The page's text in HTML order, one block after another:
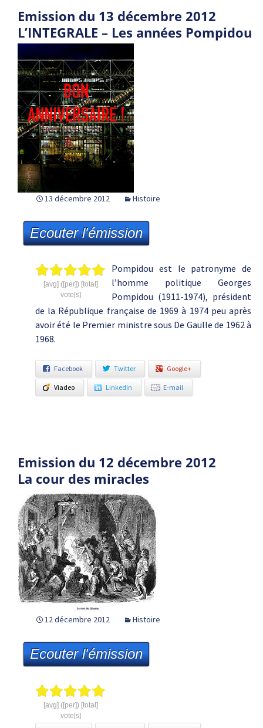
Emission du 13 décembre 2012
L’INTEGRALE – Les années Pompidou
13 décembre 2012 Histoire
Ecouter l'émission
[avg] ([per]) [total]
vote[s]
Pompidou est le patronyme de
l’homme politique Georges
Pompidou (1911-1974), président
de la République française de 1969 à 1974 peu après
avoir été le Premier ministre sous De Gaulle de 1962 à
1968.
Facebook Twitter Google+
Viadeo LinkedIn E-mail
Emission du 12 décembre 2012
La cour des miracles
12 décembre 2012 Histoire
Ecouter l'émission
[avg] ([per]) [total]
vote[s]